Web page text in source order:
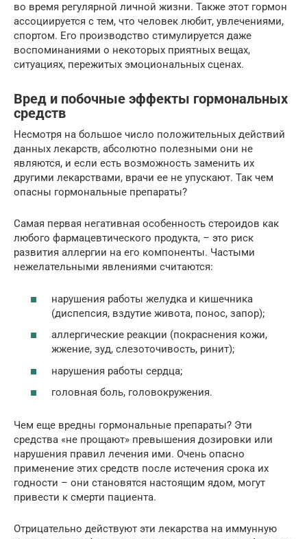
во время регулярной личной жизни. Также этот гормон
ассоциируется с тем, что человек любит, увлечениями,
спортом. Его производство стимулируется даже
воспоминаниями о некоторых приятных вещах,
ситуациях, пережитых эмоциональных сценах.
Вред и побочные эффекты гормональных
средств
Несмотря на большое число положительных действий
данных лекарств, абсолютно полезными они не
являются, и если есть возможность заменить их
другими лекарствами, врачи ее не упускают. Так чем
опасны гормональные препараты?
Самая первая негативная особенность стероидов как
любого фармацевтического продукта, – это риск
развития аллергии на его компоненты. Частыми
нежелательными явлениями считаются:
нарушения работы желудка и кишечника
(диспепсия, вздутие живота, понос, запор);
аллергические реакции (покраснения кожи,
жжение, зуд, слезоточивость, ринит);
нарушения работы сердца;
головная боль, головокружения.
Чем еще вредны гормональные препараты? Эти
средства «не прощают» превышения дозировки или
нарушения правил лечения ими. Очень опасно
применение этих средств после истечения срока их
годности – они становятся настоящим ядом, могут
привести к смерти пациента.
Отрицательно действуют эти лекарства на иммунную